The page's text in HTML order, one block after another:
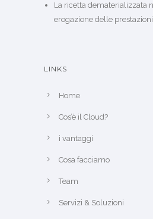
La ricetta dematerializzata
erogazione delle
LINKS
Home
Cos’è il Cloud?
i vantaggi
Cosa facciamo
Team
Servizi & Soluzioni